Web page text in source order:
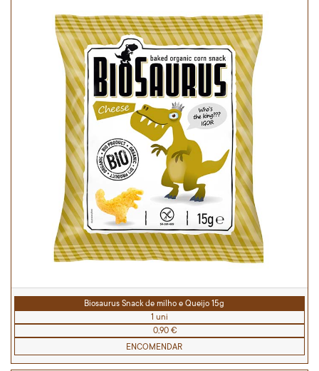
Biosaurus Snack de milho e Queijo 15g
1 uni
0,90 €
ENCOMENDAR